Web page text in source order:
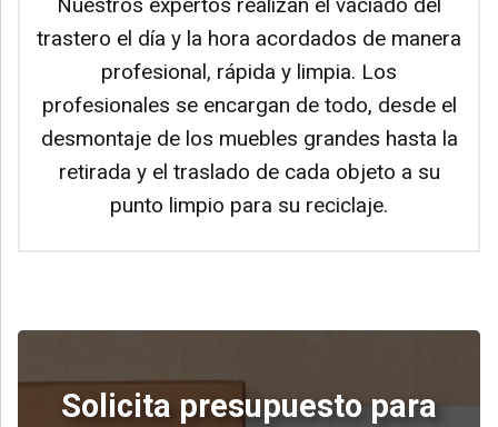
trastero el día y la hora acordados de manera
profesional, rápida y limpia. Los
profesionales se encargan de todo, desde el
desmontaje de los muebles grandes hasta la
retirada y el traslado de cada objeto a su
punto limpio para su reciclaje.
Solicita presupuesto para